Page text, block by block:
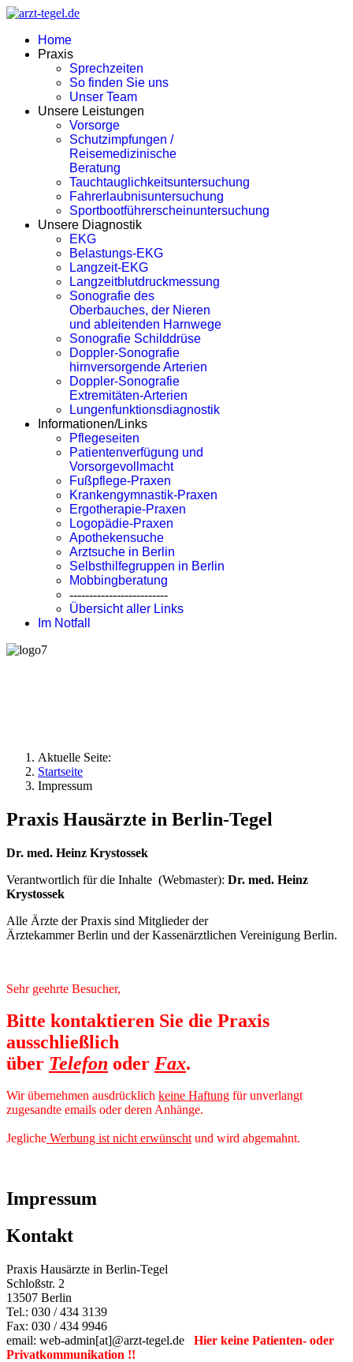
Home
Praxis
Sprechzeiten
So finden Sie uns
Unser Team
Unsere Leistungen
Vorsorge
Schutzimpfungen /
Reisemedizinische
Beratung
Tauchtauglichkeitsuntersuchung
Fahrerlaubnisuntersuchung
Sportbootführerscheinuntersuchung
Unsere Diagnostik
EKG
Belastungs-EKG
Langzeit-EKG
Langzeitblutdruckmessung
Sonografie des
Oberbauches, der Nieren
und ableitenden Harnwege
Sonografie Schilddrüse
Doppler-Sonografie
hirnversorgende Arterien
Doppler-Sonografie
Extremitäten-Arterien
Lungenfunktionsdiagnostik
Informationen/Links
Pflegeseiten
Patientenverfügung und
Vorsorgevollmacht
Fußpflege-Praxen
Krankengymnastik-Praxen
Ergotherapie-Praxen
Logopädie-Praxen
Apothekensuche
Arztsuche in Berlin
Selbsthilfegruppen in Berlin
Mobbingberatung
-------------------------
Übersicht aller Links
Im Notfall
Aktuelle Seite:
Startseite
Impressum
Praxis Hausärzte in Berlin-Tegel
Dr. med. Heinz Krystossek
Verantwortlich für die Inhalte (Webmaster): Dr. med. Heinz
Krystossek
Alle Ärzte der Praxis sind Mitglieder der
Ärztekammer Berlin und der Kassenärztlichen Vereinigung Berlin.
Sehr geehrte Besucher,
Bitte kontaktieren Sie die Praxis
ausschließlich
über Telefon oder Fax.
Wir übernehmen ausdrücklich keine Haftung für unverlangt
zugesandte emails oder deren Anhänge.
Jegliche Werbung ist nicht erwünscht und wird abgemahnt.
Impressum
Kontakt
Praxis Hausärzte in Berlin-Tegel
Schloßstr. 2
13507 Berlin
Tel.: 030 / 434 3139
Fax: 030 / 434 9946
email: web-admin[at]@arzt-tegel.de Hier keine Patienten- oder
Privatkommunikation !!